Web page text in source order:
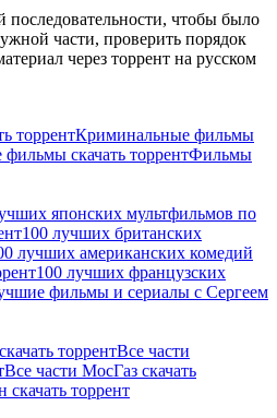
чтобы было
части, проверить порядок
через торрент на русском
торрентКриминальные фильмы
фильмы скачать торрентФильмы
японских мультфильмов по
100 лучших британских
лучших американских комедий
100 лучших французских
фильмы и сериалы с Сергеем
торрентВсе части
Все части МосГаз скачать
скачать торрент